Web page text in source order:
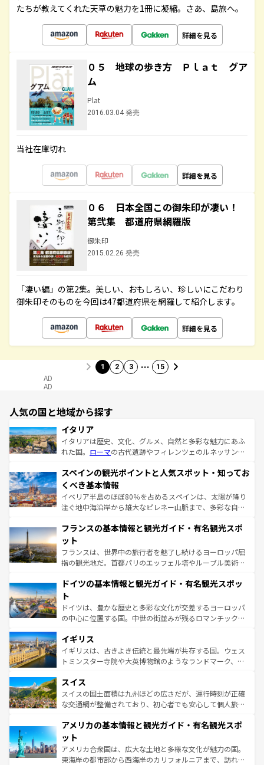
たちが教えてくれた天草の魅力を1冊に凝縮。さあ、島旅へ。
詳細を見る
０５ 地球の歩き方 Ｐｌａｔ グア
ム
Plat
2016.03.04 発売
当社在庫切れ
詳細を見る
０６ 日本全国この御朱印が凄い！
第弐集 都道府県網羅版
御朱印
2015.02.26 発売
「凄い編」の第2集。美しい、おもしろい、珍しいにこだわり
御朱印そのものを今回は47都道府県を網羅して紹介します。
詳細を見る
1 2 3 … 15
AD
AD
人気の国と地域から探す
イタリア
イタリアは歴史、文化、グルメ、自然と多彩な魅力にあふ
れた国。 ローマの古代遺跡やフィレンツェのルネッサンス
ろん、トスカーナの美しい田園風景やアマルフィ海岸の絶
景など、自然景観も見逃せない。観光の合間には、本場の
ピザやパスタなど、絶品のイタリア料理を堪能することも
できる。朝目覚めてから夜眠るまで、すべての瞬間を楽し
なお、新着のイタリア情報はコンテンツ一覧を参照してほ
しい。
スペインの観光ポイントと人気スポット・知ってお
くべき基本情報
イベリア半島のほぼ80％を占めるスペインは、太陽が降り
注ぐ地中海沿岸から雄大なピレネー山脈まで、多彩な自然
文化が根付くこの国では、情熱的なフラメンコ、熱気あふ
れる闘牛、そして美味しいタパスが生活の一部となってい
る。首都マドリードの洗練された雰囲気や、バルセロナの
アートに溢れた街角から、地方では古代ローマ遺跡や中世
せる。地方によって風土や気候が異なるスペインはその個
ンテンツ一覧 を参照してほしい。
フランスの基本情報と観光ガイド・有名観光スポ
ット
フランスは、世界中の旅行者を魅了し続けるヨーロッパ屈
指の観光地だ。首都パリのエッフェル塔やルーブル美術館
で、幅広い魅力が詰まっている。華麗な宮殿、歴史的な大
聖堂、美しいビーチ、そして豊かな自然が、訪れる者を心
から魅了する。また、フランスは美食の国としても知ら
れ、フランス料理はユネスコ無形文化遺産にも登録されて
香り高いラベンダー畑など、多彩な楽しみ方が可能だ。さ
らに、パリ以外の地域にも魅力が溢れており、どの街角に
も豊かな歴史と文化が息づいている。パリ以外の個性あふ
を参照してほしい。
ドイツの基本情報と観光ガイド・有名観光スポッ
ト
ドイツは、豊かな歴史と多彩な文化が交差するヨーロッパ
の中心に位置する国。中世の街並みが残るロマンチック街
顔を持つこの国は、どこを歩いても飽きることがない。ベ
ルリンの文化的活気、バイエルン州のアルプスの絶景、そ
してライン川沿いのワイン畑といった風景は必見。ビール
は、お酒好きな人にはぜひ体験してほしい。 なお、新着の
ドイツ情報はコンテンツ一覧を参照してほしい。
イギリス
イギリスは、古きよき伝統と最先端が共存する国。ウェス
トミンスター寺院や大英博物館のようなランドマーク、歴
リアごとに異なる魅力がある。また、優雅なアフタヌーン
ティー、ビール好きにはたまらない英国パブ、サッカー観
戦など、本場だからこそできる体験も豊富。イギリスを旅
ンツ一覧を参照してほしい。
スイス
スイスの国土面積は九州ほどの広さだが、運行時刻が正確
な交通網が整備されており、初心者でも安心して個人旅行
の建物がそのまま残る町や、スイスならではのユニークな
博物館もあり、アルプス観光だけでなく町歩きも満喫する
ことができる。国民の所得が高いため物価も高いが、旅行
者向けの交通パス提供のサービスもあり、うまく活用すれ
アメリカの基本情報と観光ガイド・有名観光スポ
ット
アメリカ合衆国は、広大な土地と多様な文化が魅力の国。
東海岸の都市部から西海岸のカリフォルニアまで、訪れる